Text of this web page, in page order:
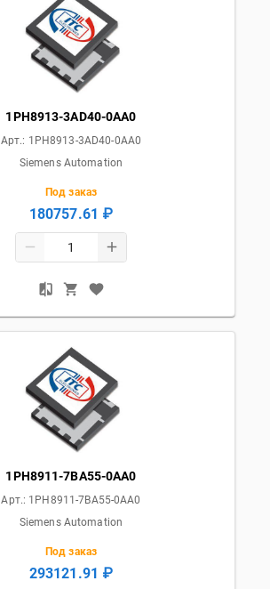
1PH8913-3AD40-0AA0
Арт.: 1PH8913-3AD40-0AA0
Siemens Automation
Под заказ
180757.61 ₽
1PH8911-7BA55-0AA0
Арт.: 1PH8911-7BA55-0AA0
Siemens Automation
Под заказ
293121.91 ₽